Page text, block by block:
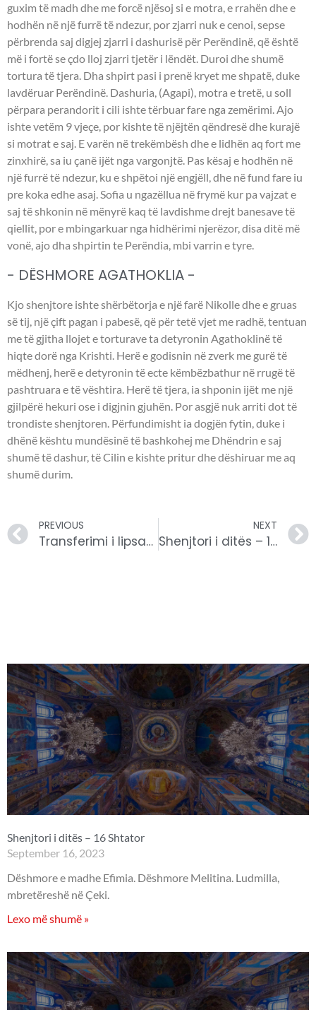
guxim të madh dhe me forcë njësoj si e motra, e rrahën dhe e
hodhën në një furrë të ndezur, por zjarri nuk e cenoi, sepse
përbrenda saj digjej zjarri i dashurisë për Perëndinë, që është
më i fortë se çdo lloj zjarri tjetër i lëndët. Duroi dhe shumë
tortura të tjera. Dha shpirt pasi i prenë kryet me shpatë, duke
lavdëruar Perëndinë. Dashuria, (Agapi), motra e tretë, u soll
përpara perandorit i cili ishte tërbuar fare nga zemërimi. Ajo
ishte vetëm 9 vjeçe, por kishte të njëjtën qëndresë dhe kurajë
si motrat e saj. E varën në trekëmbësh dhe e lidhën aq fort me
zinxhirë, sa iu çanë ijët nga vargonjtë. Pas kësaj e hodhën në
një furrë të ndezur, ku e shpëtoi një engjëll, dhe në fund fare iu
pre koka edhe asaj. Sofia u ngazëllua në frymë kur pa vajzat e
saj të shkonin në mënyrë kaq të lavdishme drejt banesave të
qiellit, por e mbingarkuar nga hidhërimi njerëzor, disa ditë më
vonë, ajo dha shpirtin te Perëndia, mbi varrin e tyre.
- DËSHMORE AGATHOKLIA -
Kjo shenjtore ishte shërbëtorja e një farë Nikolle dhe e gruas
së tij, një çift pagan i pabesë, që për tetë vjet me radhë, tentuan
me të gjitha llojet e torturave ta detyronin Agathoklinë të
hiqte dorë nga Krishti. Herë e godisnin në zverk me gurë të
mëdhenj, herë e detyronin të ecte këmbëzbathur në rrugë të
pashtruara e të vështira. Herë të tjera, ia shponin ijët me një
gjilpërë hekuri ose i digjnin gjuhën. Por asgjë nuk arriti dot të
trondiste shenjtoren. Përfundimisht ia dogjën fytin, duke i
dhënë kështu mundësinë të bashkohej me Dhëndrin e saj
shumë të dashur, të Cilin e kishte pritur dhe dëshiruar me aq
shumë durim.
PREVIOUS
Transferimi i lipsanit të Shën Gjergjit. Dëshmorët Akepsimai, Josifi, Aithalai në Persi. Shën Silvia. Dëshmore grua Uinefrida. Hierodëshmor i ri Gjergji në Neapol.
NEXT
Shenjtori i ditës – 18 shtator
Shenjtori i ditës – 16 Shtator
September 16, 2023
Dëshmore e madhe Efimia. Dëshmore Melitina. Ludmilla,
mbretëreshë në Çeki.
Lexo më shumë »